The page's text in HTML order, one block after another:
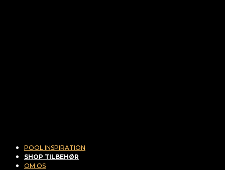
POOL INSPIRATION
SHOP TILBEHØR
OM OS